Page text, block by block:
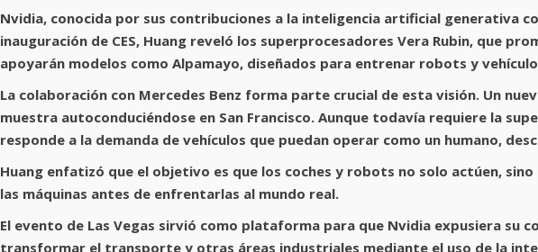
Nvidia, conocida por sus contribuciones a la inteligencia artificial generativa
inauguración de CES, Huang reveló los superprocesadores Vera Rubin, que
apoyarán modelos como Alpamayo, diseñados para entrenar robots y
La colaboración con Mercedes Benz forma parte crucial de esta visión. Un
muestra autoconduciéndose en San Francisco. Aunque todavía requiere la
responde a la demanda de vehículos que puedan operar como un humano,
Huang enfatizó que el objetivo es que los coches y robots no solo actúen,
las máquinas antes de enfrentarlas al mundo real.
El evento de Las Vegas sirvió como plataforma para que Nvidia expusiera
transformar el transporte y otras áreas industriales mediante el uso de la